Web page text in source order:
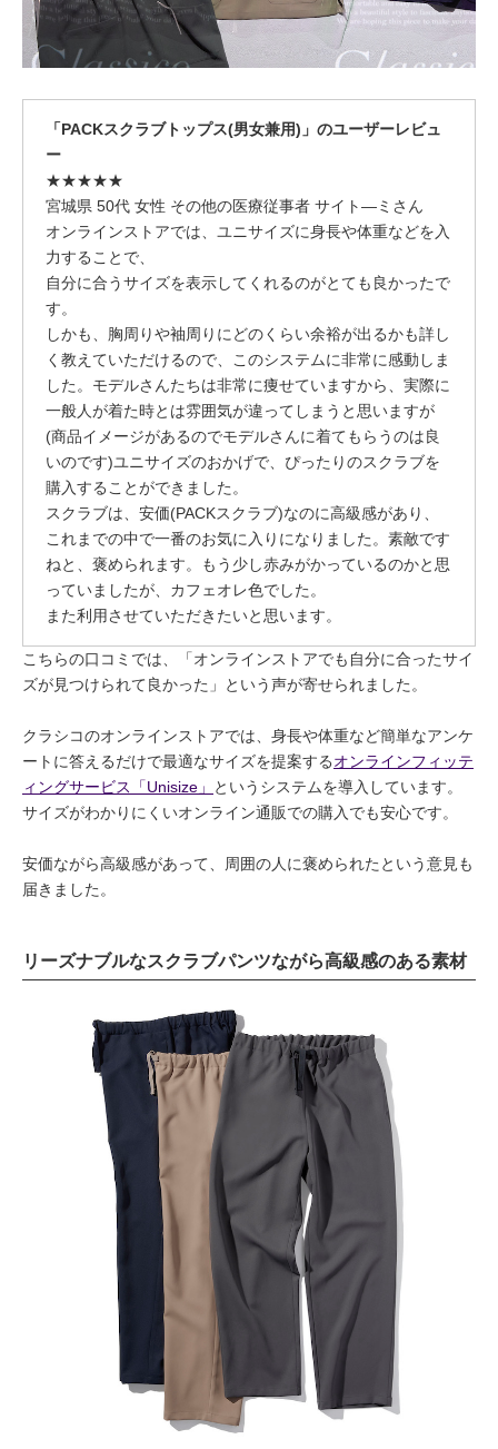
「PACKスクラブトップス(男女兼用)」のユーザーレビュ
ー
★★★★★
宮城県 50代 女性 その他の医療従事者 サイト―ミさん
オンラインストアでは、ユニサイズに身長や体重などを入
力することで、
自分に合うサイズを表示してくれるのがとても良かったで
す。
しかも、胸周りや袖周りにどのくらい余裕が出るかも詳し
く教えていただけるので、このシステムに非常に感動しま
した。モデルさんたちは非常に痩せていますから、実際に
一般人が着た時とは雰囲気が違ってしまうと思いますが
(商品イメージがあるのでモデルさんに着てもらうのは良
いのです)ユニサイズのおかげで、ぴったりのスクラブを
購入することができました。
スクラブは、安価(PACKスクラブ)なのに高級感があり、
これまでの中で一番のお気に入りになりました。素敵です
ねと、褒められます。もう少し赤みがかっているのかと思
っていましたが、カフェオレ色でした。
また利用させていただきたいと思います。
こちらの口コミでは、「オンラインストアでも自分に合ったサイ
ズが見つけられて良かった」という声が寄せられました。
クラシコのオンラインストアでは、身長や体重など簡単なアンケ
ートに答えるだけで最適なサイズを提案するオンラインフィッテ
ィングサービス「Unisize」
というシステムを導入しています。
サイズがわかりにくいオンライン通販での購入でも安心です。
安価ながら高級感があって、周囲の人に褒められたという意見も
届きました。
リーズナブルなスクラブパンツながら高級感のある素材